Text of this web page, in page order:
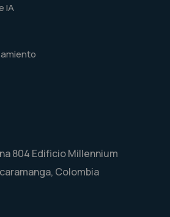
IA
804 Edificio Millennium
Colombia